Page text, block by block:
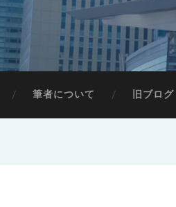
筆者について 旧ブロ